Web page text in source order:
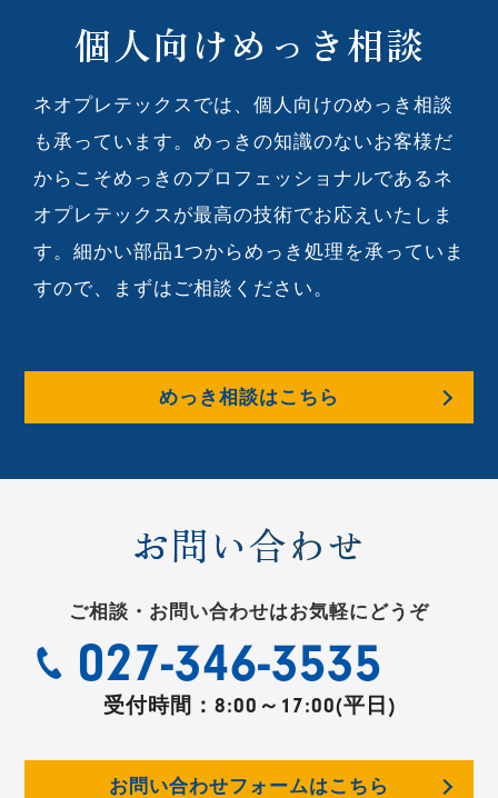
個人向けめっき相談
ネオプレテックスでは、個人向けのめっき相談
も承っています。めっきの知識のないお客様だ
からこそめっきのプロフェッショナルであるネ
オプレテックスが最高の技術でお応えいたしま
す。細かい部品1つからめっき処理を承っていま
すので、まずはご相談ください。
めっき相談はこちら
お問い合わせ
ご相談・お問い合わせはお気軽にどうぞ
027-346-3535
受付時間： 8:00～17:00(平日)
お問い合わせフォームはこちら